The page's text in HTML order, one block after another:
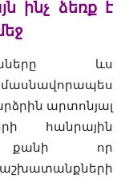
ինչ ձեռք է
ևս
արտոնյալ
հանրային
քանի որ